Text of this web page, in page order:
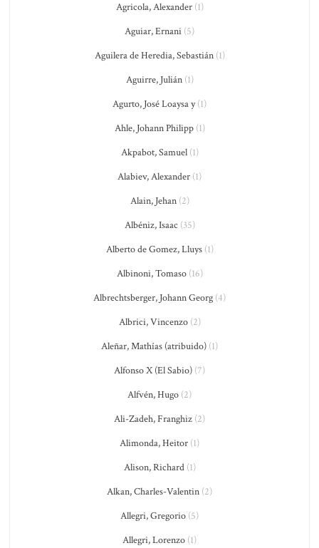
Agricola, Alexander(1)
Aguiar, Ernani (5)
Aguilera de Heredia, Sebastián(1)
Aguirre, Julián(1)
Agurto, José Loaysa y(1)
Ahle, Johann Philipp(1)
Akpabot, Samuel(1)
Alabiev, Alexander (1)
Alain, Jehan(2)
Albéniz, Isaac (35)
Alberto de Gomez, Lluys(1)
Albinoni, Tomaso(16)
Albrechtsberger, Johann Georg (4)
Albrici, Vincenzo(2)
Aleñar, Mathías (atribuido) (1)
Alfonso X (El Sabio) (7)
Alfvén, Hugo (2)
Ali-Zadeh, Franghiz (2)
Alimonda, Heitor (1)
Alison, Richard(1)
Alkan, Charles-Valentin (2)
Allegri, Gregorio (5)
Allegri, Lorenzo (1)